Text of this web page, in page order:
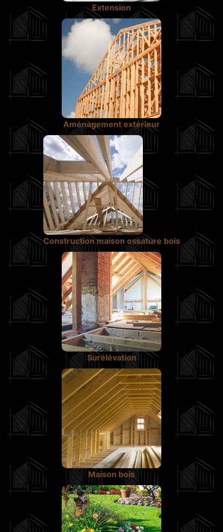
Extension
Aménagement extérieur
Construction maison ossature bois
Surélévation
Maison bois